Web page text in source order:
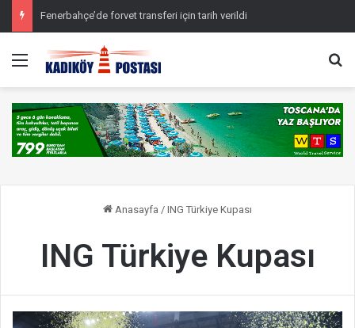
Fenerbahçe’de forvet transferi için tarih verildi
Menü
Anasayfa / ING Türkiye Kupası
ING Türkiye Kupası